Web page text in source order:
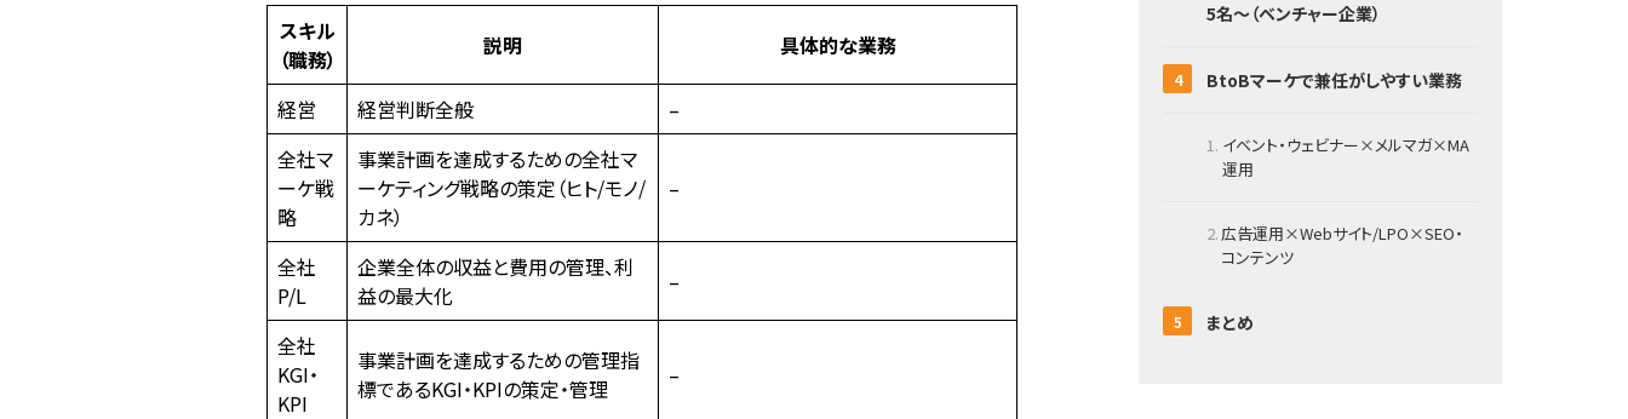
スキル
（職務）
説明 具体的な業務
経営 経営判断全般
–
全社マ
ーケ戦
略
事業計画を達成するための全社マ
ーケティング戦略の策定（ヒト/モノ/
カネ）
–
全社
P/L
企業全体の収益と費用の管理、利
益の最大化
–
全社
KGI・
KPI
事業計画を達成するための管理指
標であるKGI・KPIの策定・管理
–
5名～（ベンチャー企業）
BtoBマーケで兼任がしやすい業務
イベント・ウェビナー×メルマガ×MA
運用
広告運用×Webサイト/LPO×SEO・
コンテンツ
まとめ